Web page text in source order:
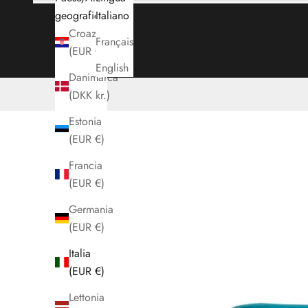
geografica
Croazia
(EUR €)
Danimarca
(DKK kr.)
Estonia
(EUR €)
Francia
(EUR €)
Germania
(EUR €)
Italia
(EUR €)
Lettonia
Italiano
Français
English